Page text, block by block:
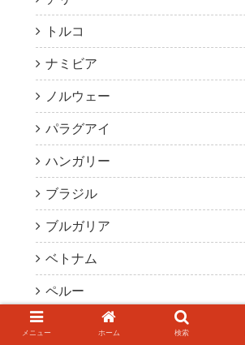
トルコ
ナミビア
ノルウェー
パラグアイ
ハンガリー
ブラジル
ブルガリア
ベトナム
ペルー
メニュー ホーム 検索